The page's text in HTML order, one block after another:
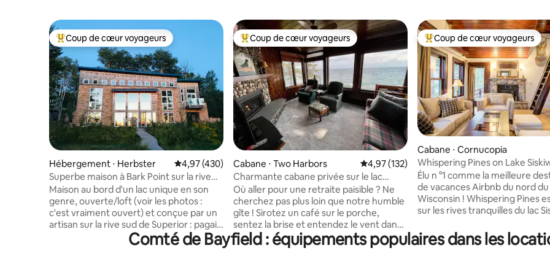
Coups de cœur voyageurs les plus appréciés
Coup de cœur voyageurs
Hébergement ⋅ Herbster Évaluation moyenne sur la base de 430 commentaires : 4,97 sur 5
4,97 (430)
Superbe maison à Bark Point sur la rive
sud du lac Supérieur
Maison au bord d'un lac unique en son
genre, ouverte/loft (voir les photos :
c'est vraiment ouvert) et conçue par un
artisan sur la rive sud de Superior : pagaie
en été/randonnée sur glace en hiver.
Couchers de soleil à couper le souffle.
Coups de cœur voyageurs les plus appréciés
Coup de cœur voyageurs
Cabane ⋅ Two Harbors Évaluation moyenne sur la base de 132
4,97 (132)
Charmante cabane privée sur le lac
Supérieur
Où aller pour une retraite paisible ? Ne
cherchez pas plus loin que notre humble
gîte ! Sirotez un café sur le porche,
sentez la brise et entendez le vent dans
les arbres. Aventures de jour :
randonnée, pêche ou excursion d'une
Coups de cœur voyageurs les
Coup de cœur voyageurs
Cabane ⋅ Cornucopia
Whispering Pines on Lake
Élu n °1 comme la meilleure
de vacances Airbnb du nord du
Wisconsin ! Whispering Pines est situé
sur les rives tranquilles du lac
Supérieur, à quelques minutes
de Bayfield, la porte d'entrée
Comté de Bayfield : équipements populaires dans les